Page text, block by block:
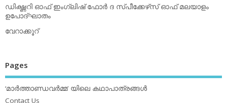
ഡിക്ഷ്ണറി ഓഫ് ഇംഗ്ലിഷ് ഫോര്‍ ദ സ്പീക്കേഴ്‌സ് ഓഫ് മലയാളം
ഉപോദ്ഘാതം
വേറാക്കൂറ്
Pages
‘മാര്‍ത്താണ്ഡവര്‍മ്മ’ യിലെ കഥാപാത്രങ്ങള്‍
Contact Us